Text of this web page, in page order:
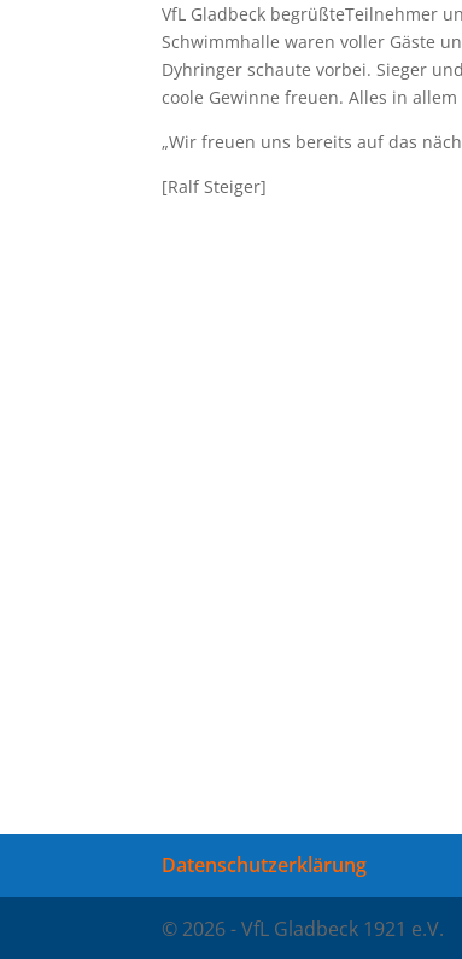
VfL Gladbeck begrüßteTeilnehmer
Schwimmhalle waren voller Gäste
Dyhringer schaute vorbei. Sieger
coole Gewinne freuen. Alles in
„Wir freuen uns bereits auf das
[Ralf Steiger]
Datenschutzerklärung
© 2026 - VfL Gladbeck 1921 e.V.